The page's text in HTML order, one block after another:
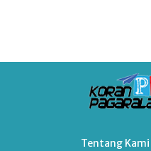
Tentang Kami